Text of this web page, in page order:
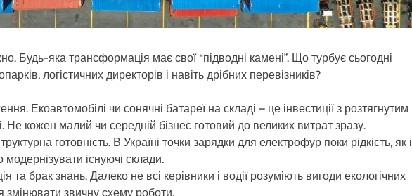
Будь-яка трансформація має свої “підводні камені”. Що турбує сьогодні
логістичних директорів і навіть дрібних перевізників?
Екоавтомобілі чи сонячні батареї на складі – це інвестиції з розтягнутим
Не кожен малий чи середній бізнес готовий до великих витрат зразу.
готовність. В Україні точки зарядки для електрофур поки рідкість, як і
існуючі склади.
та брак знань. Далеко не всі керівники і водії розуміють вигоди екологічних
змінювати звичну схему роботи.